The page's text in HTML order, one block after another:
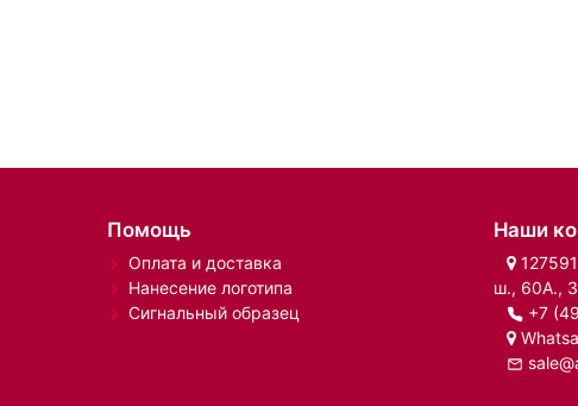
Помощь
Оплата и доставка
Нанесение логотипа
Сигнальный образец
Наши
ш., 60А.,
+7